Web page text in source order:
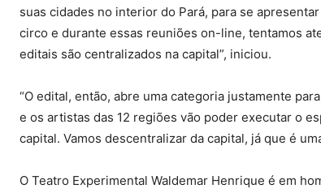
suas cidades no interior do Pará, para se
circo e durante essas reuniões on-line, tentamos
editais são centralizados na capital”, iniciou.
“O edital, então, abre uma categoria justamente
e os artistas das 12 regiões vão poder executar o
capital. Vamos descentralizar da capital, já que é
O Teatro Experimental Waldemar Henrique é em